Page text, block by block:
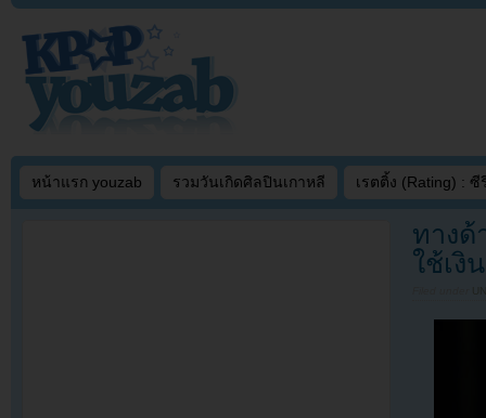
หน้าแรก youzab รวมวันเกิดศิลปินเกาหลี เรตติ้ง (Rating) : ซี
ทางด้
ใช้เงิ